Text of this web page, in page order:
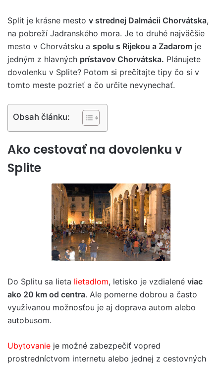
Split je krásne mesto v strednej Dalmácii Chorvátska,
na pobreží Jadranského mora. Je to druhé najväčšie
mesto v Chorvátsku a spolu s Rijekou a Zadarom je
jedným z hlavných prístavov Chorvátska. Plánujete
dovolenku v Splite? Potom si prečítajte tipy čo si v
tomto meste pozrieť a čo určite nevynechať.
Obsah článku:
Ako cestovať na dovolenku v
Splite
Do Splitu sa lieta lietadlom, letisko je vzdialené viac
ako 20 km od centra. Ale pomerne dobrou a často
využívanou možnosťou je aj doprava autom alebo
autobusom.
Ubytovanie je možné zabezpečiť vopred
prostredníctvom internetu alebo jednej z cestovných